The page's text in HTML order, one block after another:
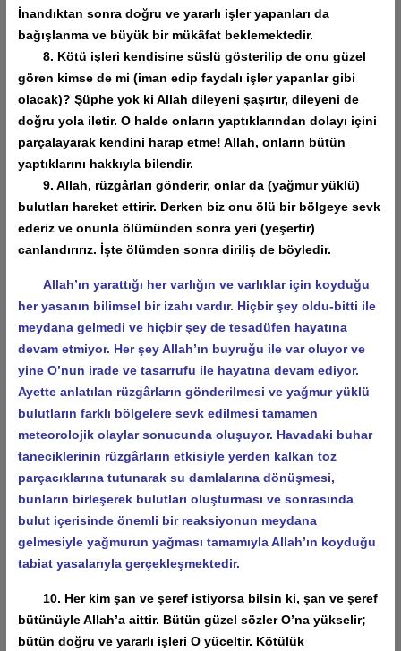
İnandıktan sonra doğru ve yararlı işler yapanları da
bağışlanma ve büyük bir mükâfat beklemektedir.
8. Kötü işleri kendisine süslü gösterilip de onu güzel
gören kimse de mi (iman edip faydalı işler yapanlar gibi
olacak)? Şüphe yok ki Allah dileyeni şaşırtır, dileyeni de
doğru yola iletir. O halde onların yaptıklarından dolayı içini
parçalayarak kendini harap etme! Allah, onların bütün
yaptıklarını hakkıyla bilendir.
9. Allah, rüzgârları gönderir, onlar da (yağmur yüklü)
bulutları hareket ettirir. Derken biz onu ölü bir bölgeye sevk
ederiz ve onunla ölümünden sonra yeri (yeşertir)
canlandırırız. İşte ölümden sonra diriliş de böyledir.
Allah’ın yarattığı her varlığın ve varlıklar için koyduğu
her yasanın bilimsel bir izahı vardır. Hiçbir şey oldu-bitti ile
meydana gelmedi ve hiçbir şey de tesadüfen hayatına
devam etmiyor. Her şey Allah’ın buyruğu ile var oluyor ve
yine O’nun irade ve tasarrufu ile hayatına devam ediyor.
Ayette anlatılan rüzgârların gönderilmesi ve yağmur yüklü
bulutların farklı bölgelere sevk edilmesi tamamen
meteorolojik olaylar sonucunda oluşuyor. Havadaki buhar
taneciklerinin rüzgârların etkisiyle yerden kalkan toz
parçacıklarına tutunarak su damlalarına dönüşmesi,
bunların birleşerek bulutları oluşturması ve sonrasında
bulut içerisinde önemli bir reaksiyonun meydana
gelmesiyle yağmurun yağması tamamıyla Allah’ın koyduğu
tabiat yasalarıyla gerçekleşmektedir.
10. Her kim şan ve şeref istiyorsa bilsin ki, şan ve şeref
bütünüyle Allah’a aittir. Bütün güzel sözler O’na yükselir;
bütün doğru ve yararlı işleri O yüceltir. Kötülük